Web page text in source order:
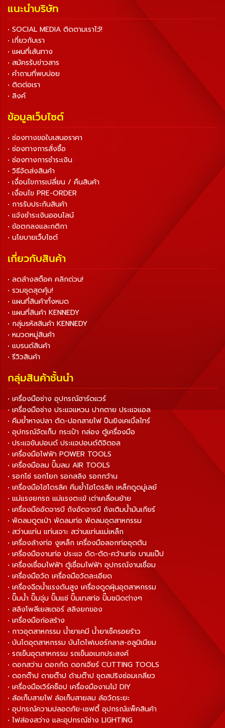
แนะนำบริษัท
• SOCIAL MEDIA ติดตามเราไว้!
• เกี่ยวกับเรา
• แผนที่เส้นทาง
• สมัครรับข่าวสาร
• คำถามที่พบบ่อย
• ติดต่อเรา
• ลิงค์
ข้อมูลเว็บไซต์
• ช่องทางขอใบเสนอราคา
• ช่องทางการสั่งซื้อ
• ช่องทางการชำระเงิน
• วิธีจัดส่งสินค้า
• เงื่อนไขการเปลี่ยน / คืนสินค้า
• เงื่อนไข PRE-ORDER
• การรับประกันสินค้า
• แจ้งชำระเงินออนไลน์
• ข้อตกลงและกติกา
• นโยบายเว็บไซต์
เกี่ยวกับสินค้า
• ลดล้างสต็อค คลิกด่วน!
• รวมชุดสุดคุ้ม!
• แผนที่สินค้าทั้งหมด
• แผนที่สินค้า KENNEDY
• กลุ่มรหัสสินค้า KENNEDY
• หมวดหมู่สินค้า
• แบรนด์สินค้า
• รีวิวสินค้า
กลุ่มสินค้าชั้นนำ
• เครื่องมือช่าง อุปกรณ์ฮาร์ดแวร์
• เครื่องมือช่าง ประแจแหวน ปากตาย ประแจแอล
• คีมย้ำหางปลา ตัด-ปอกสายไฟ ปืนยิงเคเบิ้ลไทร์
• อุปกรณ์จัดเก็บ กระเป๋า กล่อง ตู้เครื่องมือ
• ประแจขันปอนด์ ประแจปอนด์ดิจิตอล
• เครื่องมือไฟฟ้า POWER TOOLS
• เครื่องมือลม ปั๊มลม AIR TOOLS
• รอกโซ่ รอกโยก รอกสลิง รอกกว้าน
• เครื่องมือไฮโดรลิค คีมย้ำไฮโดรลิค เหล็กดูดมู่เลย์
• แม่แรงยกรถ แม่แรงตะเข้ เต่าเคลื่อนย้าย
• เครื่องมืออัดจารบี ถังอัดจารบี ถังเติมน้ำมันเกียร์
• พัดลมดูดเป่า พัดลมท่อ พัดลมอุตสาหกรรม
• สว่านแท่น แท่นเจาะ สว่านแท่นแม่เหล็ก
• เครื่องล้างท่อ งูเหล็ก เครื่องมือลอกท่ออุดตัน
• เครื่องมืองานท่อ ประแจ ดัด-ตัด-คว้านท่อ บานแป๊ป
• เครื่องเชื่อมไฟฟ้า ตู้เชื่อมไฟฟ้า อุปกรณ์งานเชื่อม
• เครื่องมือวัด เครื่องมือวัดละเอียด
• เครื่องฉีดน้ำแรงดันสูง เครื่องดูดฝุ่นอุตสาหกรรม
• ปั๊มน้ำ ปั๊มจุ่ม ปั๊มแช่ ปั๊มเทสท่อ ปั๊มชนิดต่างๆ
• สลิงโพลีเยสเตอร์ สลิงยกของ
• เครื่องมือก่อสร้าง
• กาวอุตสาหกรรม น้ำยาเคมี น้ำยาเช็ครอยร้าว
• บันไดอุตสาหกรรม บันไดไฟเบอร์กลาส-อลูมิเนียม
• รถเข็นอุตสาหกรรม รถเข็นอเนกประสงค์
• ดอกสว่าน ดอกกัด ดอกเจียร์ CUTTING TOOLS
• ดอกต๊าป ดายต๊าป ด้ามต๊าป ชุดสปริงซ่อมเกลียว
• เครื่องมือเวิร์คช็อป เครื่องมืองานไม้ DIY
• ล้อเก็บสายไฟ ล้อเก็บสายลม ล้อวัดระยะ
• อุปกรณ์ความปลอดภัย-เซฟตี้ อุปกรณ์แพ็คสินค้า
• ไฟส่องสว่าง และอุปกรณ์ช่าง LIGHTING